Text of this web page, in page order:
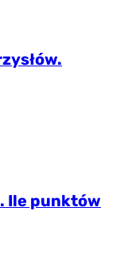
Ile punktów